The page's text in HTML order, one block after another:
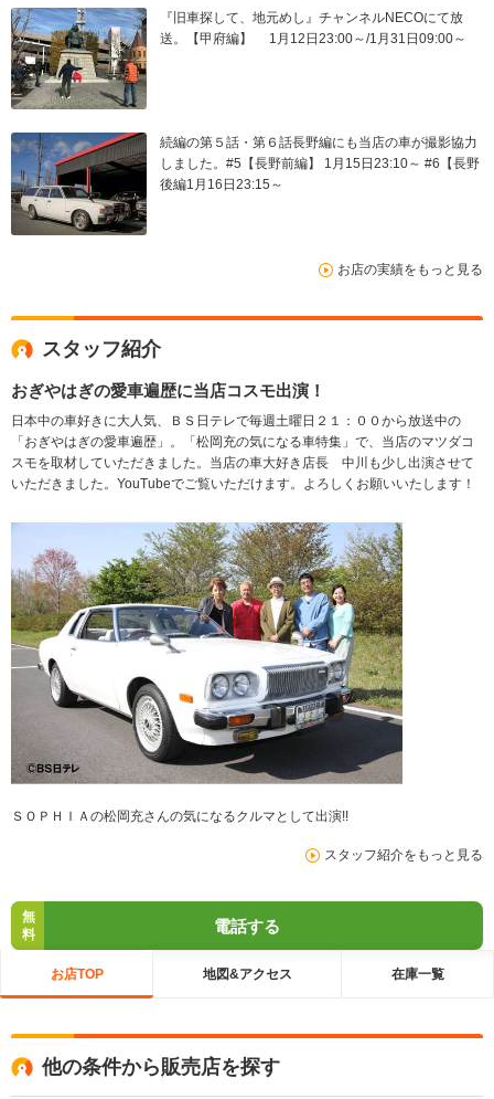
『旧車探して、地元めし』チャンネルNECOにて放
送。【甲府編】 1月12日23:00～/1月31日09:00～
続編の第５話・第６話長野編にも当店の車が撮影協力
しました。#5【長野前編】 1月15日23:10～ #6【長野
後編1月16日23:15～
お店の実績をもっと見る
スタッフ紹介
おぎやはぎの愛車遍歴に当店コスモ出演！
日本中の車好きに大人気、ＢＳ日テレで毎週土曜日２１：００から放送中の
「おぎやはぎの愛車遍歴」。「松岡充の気になる車特集」で、当店のマツダコ
スモを取材していただきました。当店の車大好き店長 中川も少し出演させて
いただきました。YouTubeでご覧いただけます。よろしくお願いいたします！
ＳＯＰＨＩＡの松岡充さんの気になるクルマとして出演!!
スタッフ紹介をもっと見る
無
料
電話する
お店TOP 地図&アクセス 在庫一覧
他の条件から販売店を探す